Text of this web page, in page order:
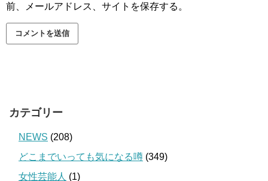
前、メールアドレス、サイトを保存する。
カテゴリー
NEWS (208)
どこまでいっても気になる噂 (349)
女性芸能人 (1)